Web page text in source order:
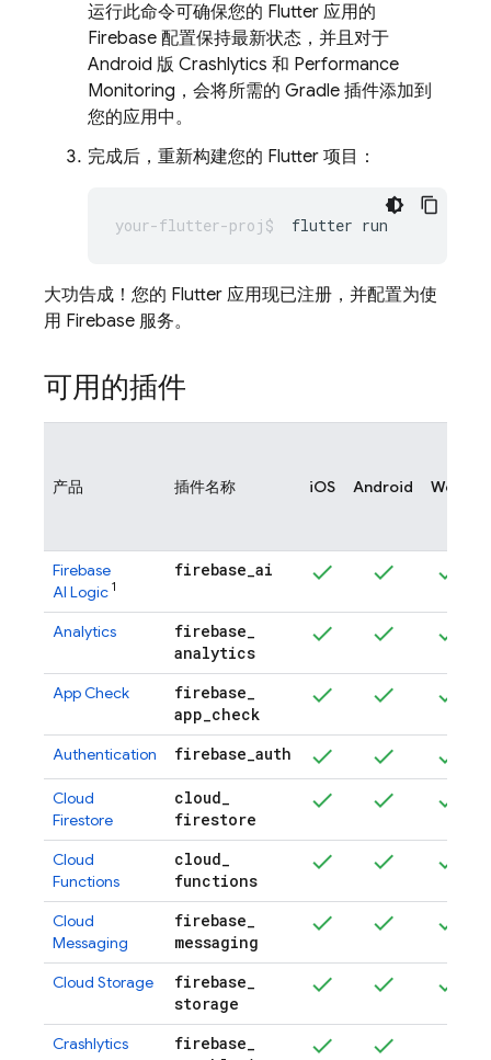
运行此命令可确保您的 Flutter 应用的
Firebase 配置保持最新状态，并且对于
Android 版 Crashlytics 和 Performance
Monitoring ，会将所需的 Gradle 插件添加到
您的应用中。
完成后，重新构建您的 Flutter 项目：
flutter
大功告成！您的 Flutter 应用现已注册，并配置为使
用 Firebase 服务。
可用的插件
产品 插件名称 iOS Android Web
Firebase
AI Logic 1
firebase_ai
Analytics firebase_
analytics
App Check firebase_
app_check
Authentication firebase_auth
Cloud
Firestore
cloud_
firestore
Cloud
Functions
cloud_
functions
Cloud
Messaging
firebase_
messaging
Cloud Storage firebase_
storage
Crashlytics firebase_